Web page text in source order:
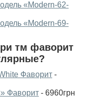
«Modern-62-
«Modern-69-
тм фаворит
Фаворит -
Фаворит - 6960грн